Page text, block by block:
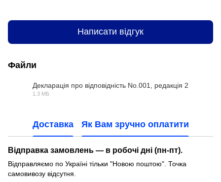
Написати відгук
Файли
Декларація про відповідність No.001, редакція 2
1.3 МБ
Доставка Як Вам зручно оплатити
Відправка замовлень — в робочі дні (пн-пт).
Відправляємо по Україні тільки "Новою поштою". Точка
самовивозу відсутня.